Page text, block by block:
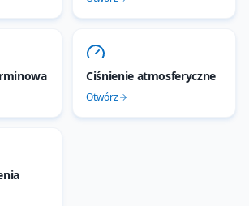
Ciśnienie atmosferyczne
Otwórz